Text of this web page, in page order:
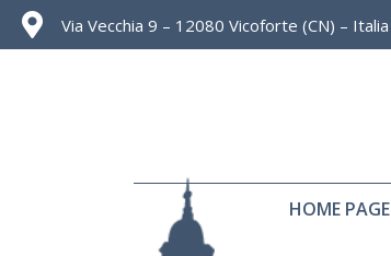
Via Vecchia 9 – 12080 Vicoforte (CN) – Italia
HOME PAGE